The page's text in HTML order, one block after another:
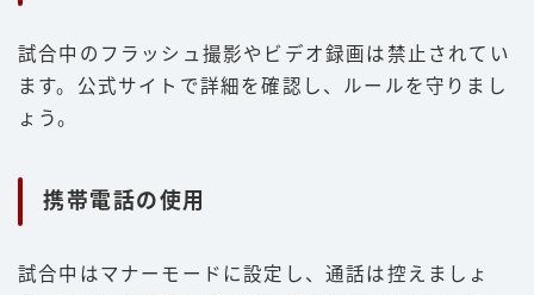
試合中のフラッシュ撮影やビデオ録画は禁止されてい
ます。公式サイトで詳細を確認し、ルールを守りまし
ょう。
携帯電話の使用
試合中はマナーモードに設定し、通話は控えましょ